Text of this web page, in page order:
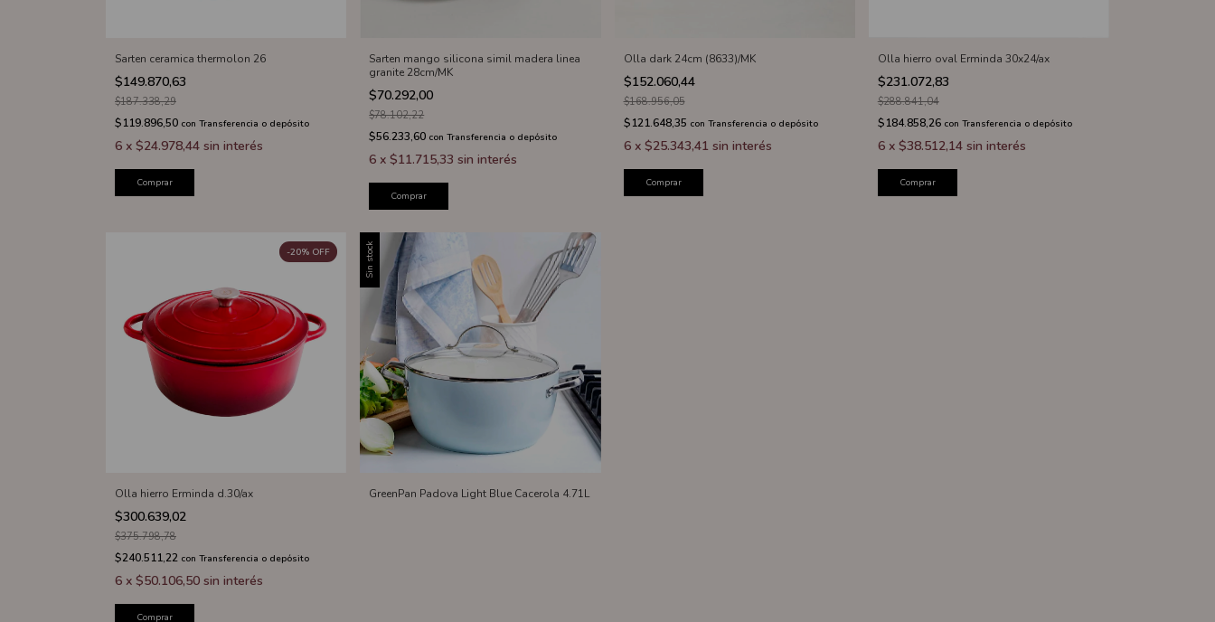
Sarten ceramica thermolon 26
$149.870,63
$187.338,29
$119.896,50 con Transferencia o depósito
6 x $24.978,44 sin interés
Comprar
Sarten mango silicona simil madera linea
granite 28cm/MK
$70.292,00
$78.102,22
$56.233,60 con Transferencia o depósito
6 x$11.715,33 sin interés
Comprar
Olla dark 24cm (8633)/MK
$152.060,44
$168.956,05
$121.648,35 con Transferencia o depósito
6 x $25.343,41 sin interés
Comprar
Olla hierro oval Erminda 30x24/ax
$231.072,83
$288.841,04
$184.858,26 con Transferencia o depósito
6 x $38.512,14 sin interés
Comprar
Olla hierro Erminda d.30/ax
$300.639,02
-20% OFF
$375.798,78
$240.511,22 con Transferencia o depósito
6 x $50.106,50 sin interés
Comprar
Sin stock
GreenPan Padova Light Blue Cacerola 4.71L